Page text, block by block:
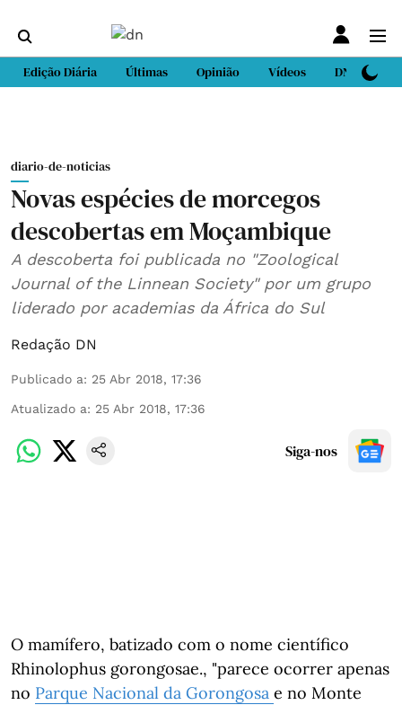
Edição Diária Últimas Opinião Vídeos DN Sport
diario-de-noticias
Novas espécies de morcegos
descobertas em Moçambique
A descoberta foi publicada no "Zoological
Journal of the Linnean Society" por um grupo
liderado por academias da África do Sul
Redação DN
Publicado a: 25 Abr 2018, 17:36
Atualizado a: 25 Abr 2018, 17:36
Siga-nos
O mamífero, batizado com o nome científico
Rhinolophus gorongosae.​​​​​, "parece ocorrer apenas
no Parque Nacional da Gorongosa e no Monte